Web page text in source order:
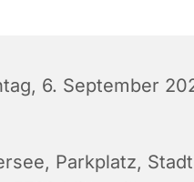
6. September
Parkplatz,